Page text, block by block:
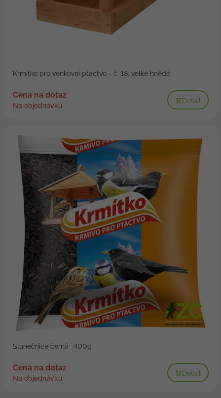
Krmítko pro venkovní ptactvo - č. 18, velké hnědé
Cena na dotaz
Na objednávku
Detail
Slunečnice černá- 400g
Cena na dotaz
Na objednávku
Detail